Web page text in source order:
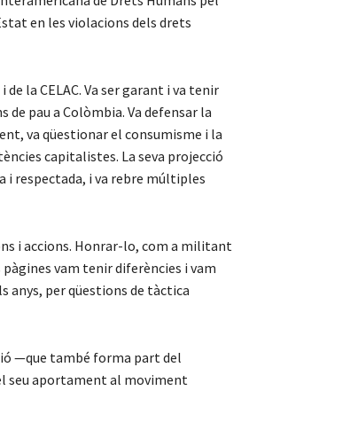
en les violacions dels drets
de la CELAC. Va ser garant i va tenir
pau a Colòmbia. Va defensar la
va qüestionar el consumisme i la
capitalistes. La seva projecció
i respectada, i va rebre múltiples
i accions. Honrar-lo, com a militant
pàgines vam tenir diferències i vam
anys, per qüestions de tàctica
—que també forma part del
seu aportament al moviment